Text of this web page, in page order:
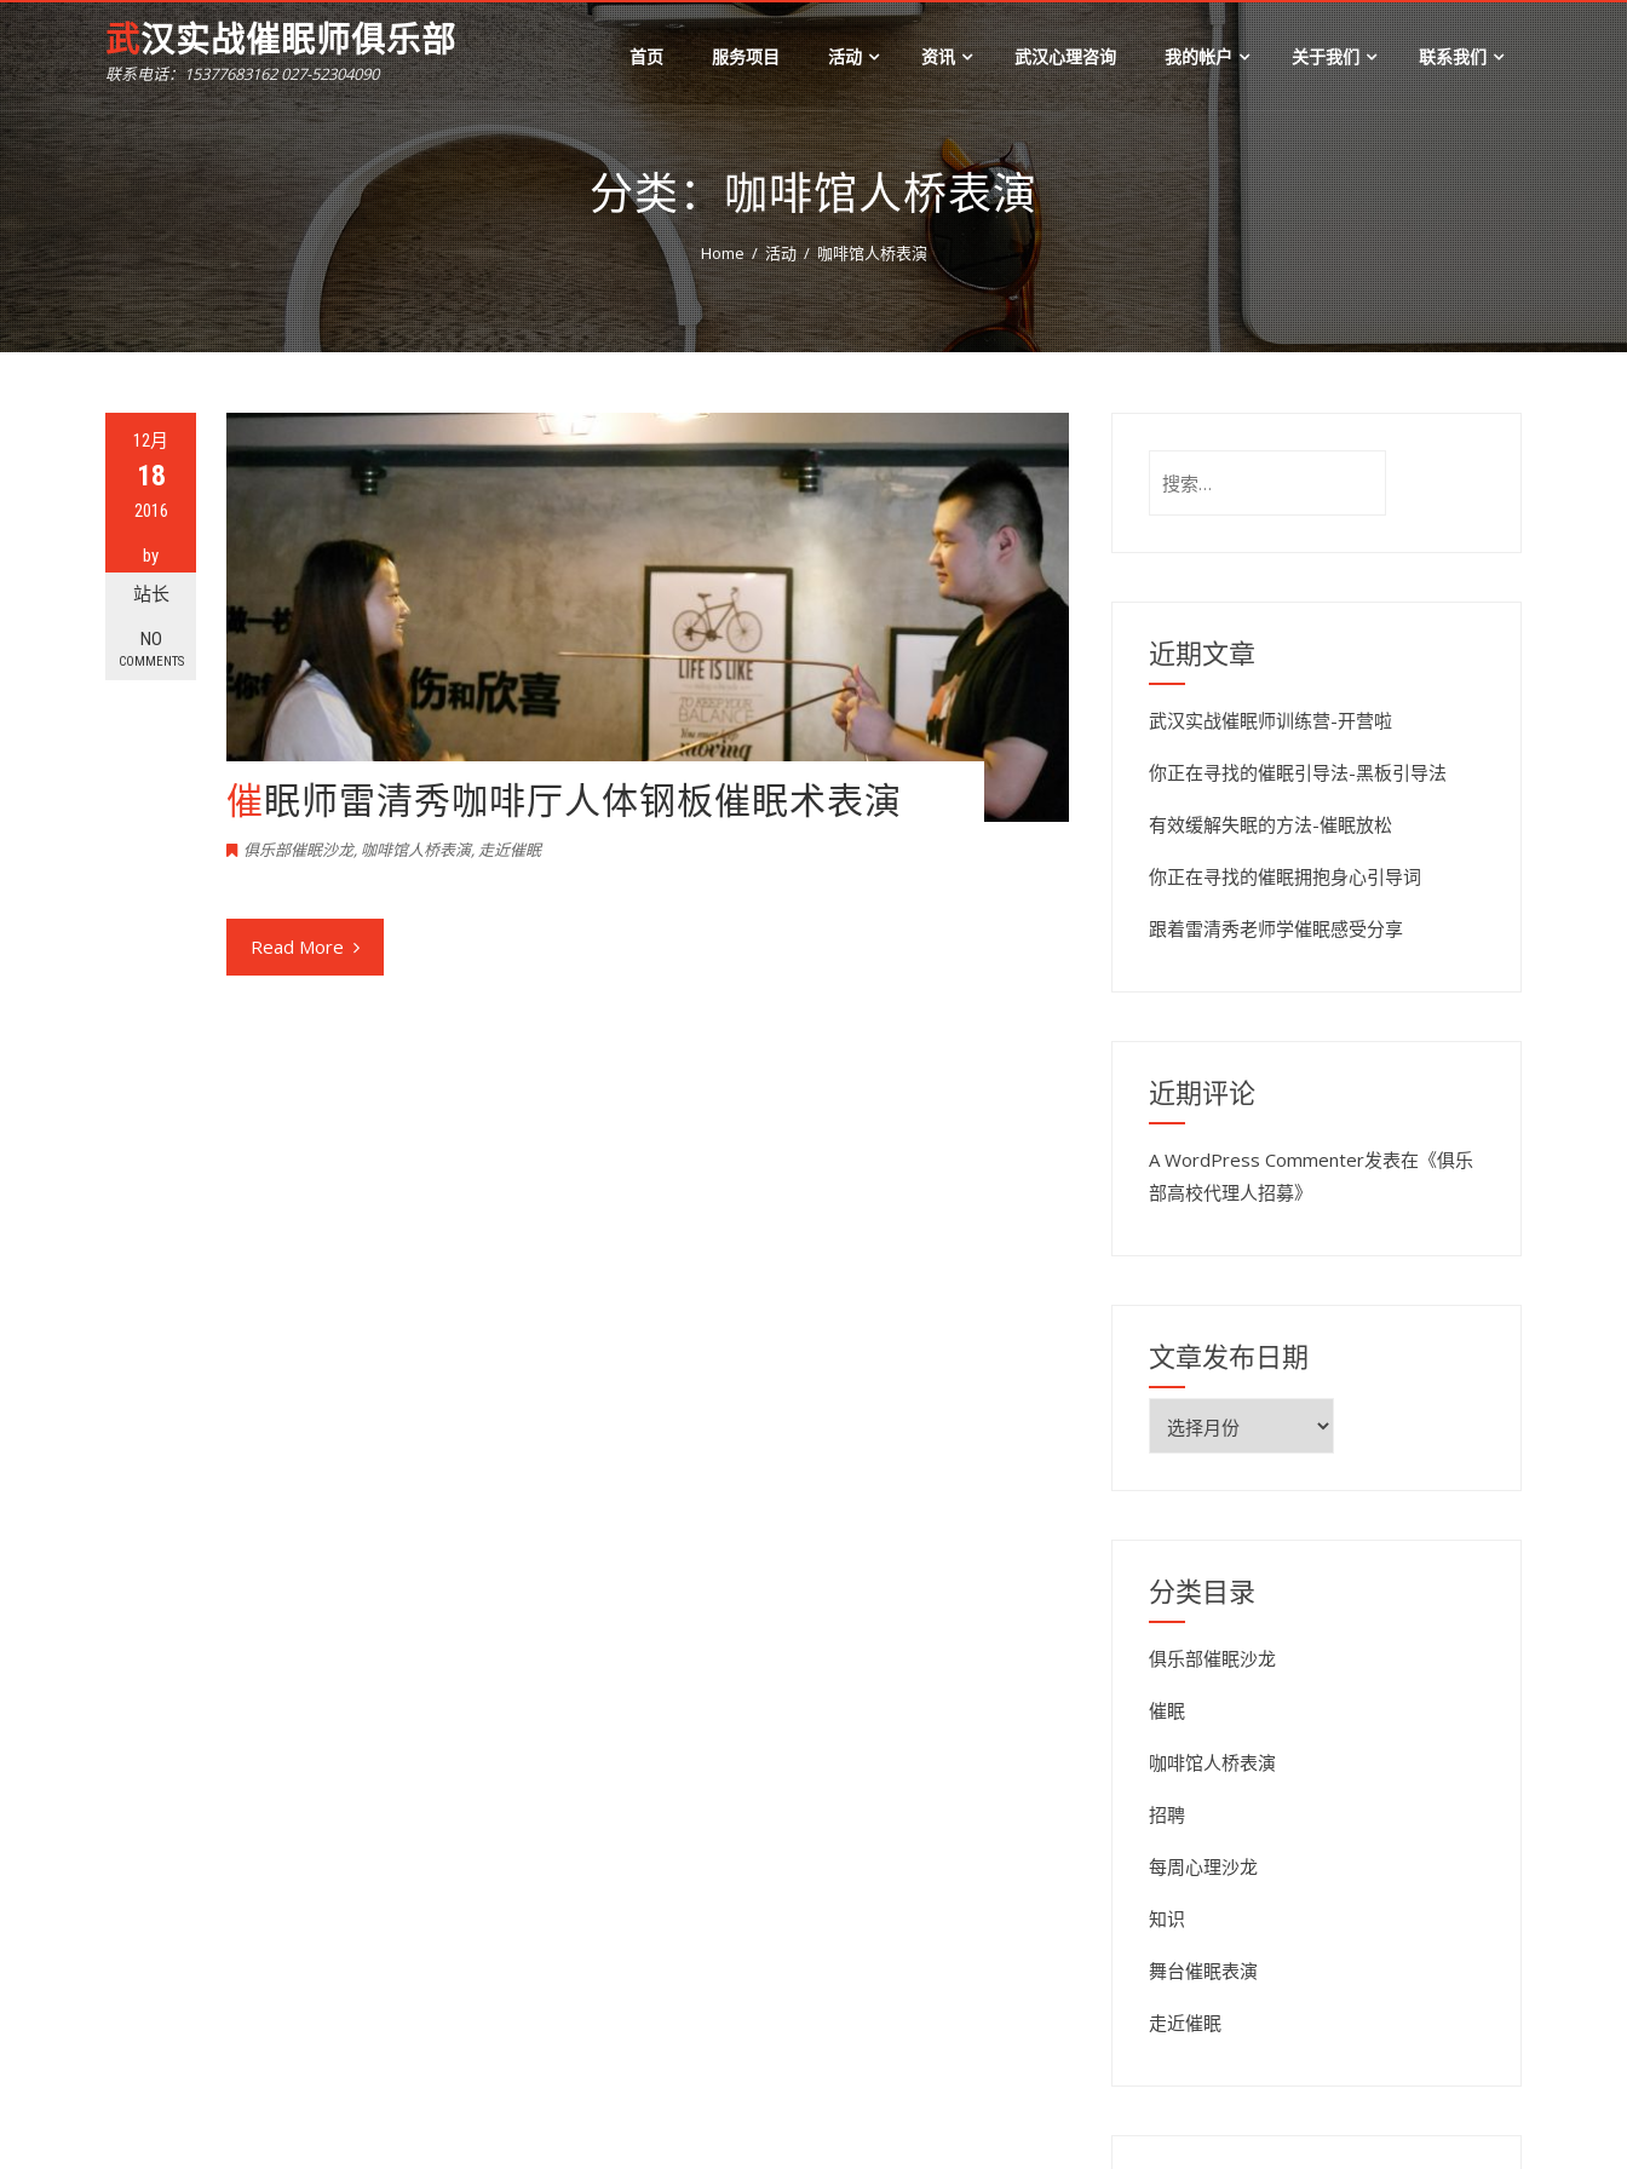
武汉实战催眠师俱乐部
联系电话：15377683162 027-52304090
首页 服务项目 活动 资讯 武汉心理咨询 我的帐户 关于我们 联系我们
分类：咖啡馆人桥表演
Home 活动 咖啡馆人桥表演
12月
18
2016
by
站长
NO
COMMENTS
催眠师雷清秀咖啡厅人体钢板催眠术表演
俱乐部催眠沙龙, 咖啡馆人桥表演, 走近催眠
Read More
索：
近期文章
武汉实战催眠师训练营-开营啦
你正在寻找的催眠引导法-黑板引导法
有效缓解失眠的方法-催眠放松
你正在寻找的催眠拥抱身心引导词
跟着雷清秀老师学催眠感受分享
近期评论
A WordPress Commenter发表在《俱乐
部高校代理人招募》
文章发布日期
期
分类目录
俱乐部催眠沙龙
催眠
咖啡馆人桥表演
招聘
每周心理沙龙
知识
舞台催眠表演
走近催眠